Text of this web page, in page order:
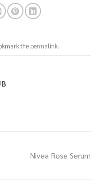
the permalink.
Nivea Rose Serum